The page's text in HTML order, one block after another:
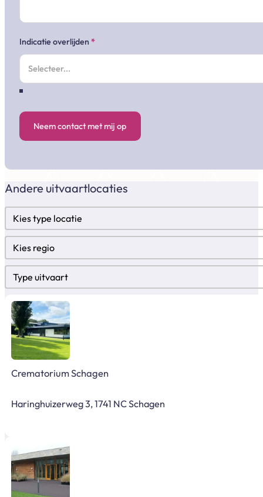
Indicatie overlijden *
Neem contact met mij op
Andere uitvaartlocaties
Locatietypes
Select content
Regio
Select content
Type uitvaart
Select content
Crematorium Schagen
Haringhuizerweg 3, 1741 NC Schagen